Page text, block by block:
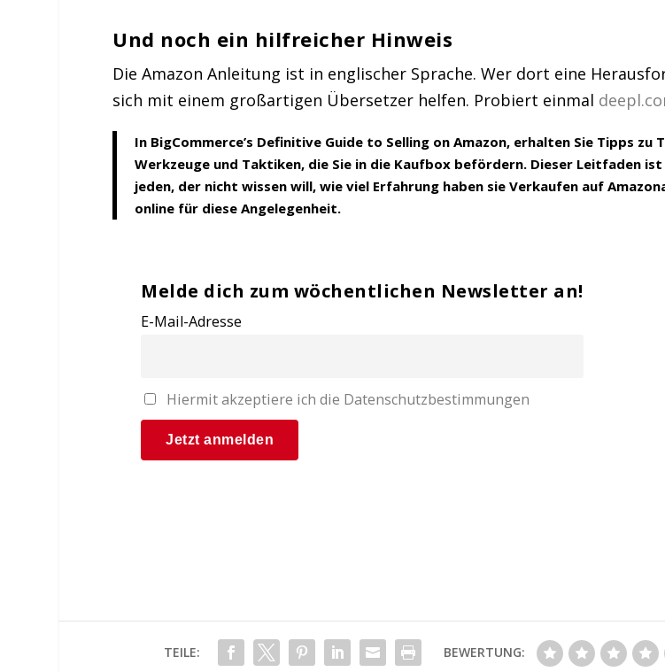
Und noch ein hilfreicher Hinweis
Die Amazon Anleitung ist in englischer Sprache. Wer dort eine
sich mit einem großartigen Übersetzer helfen. Probiert einmal
In BigCommerce’s Definitive Guide to Selling on Amazon, erhalten Sie Tipps zu
Werkzeuge und Taktiken, die Sie in die Kaufbox befördern. Dieser Leitfaden
jeden, der nicht wissen will, wie viel Erfahrung haben sie Verkaufen auf
online für diese Angelegenheit.
Melde dich zum wöchentlichen Newsletter an!
E-Mail-Adresse
Hiermit akzeptiere ich die Datenschutzbestimmungen
TEILE: BEWERTUNG: